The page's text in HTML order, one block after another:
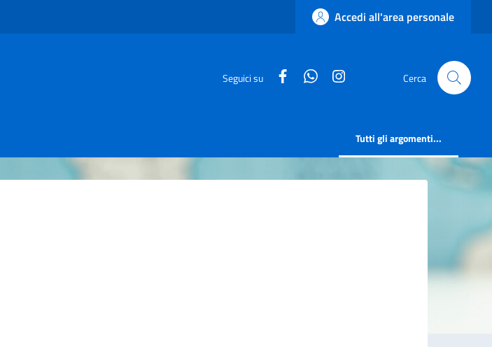
Accedi all'area personale
Seguici su facebookwhatsapp Cerca
Tutti gli argomenti...